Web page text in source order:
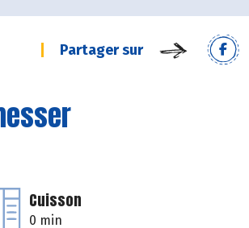
Partager sur
Cuisson
0 min